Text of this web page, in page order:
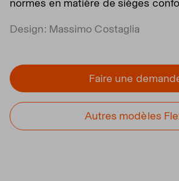
normes en matière de sièges
Design: Massimo Costaglia
Faire une
Autres modèles